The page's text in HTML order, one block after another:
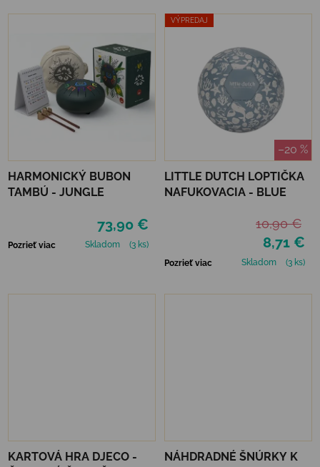
HARMONICKÝ BUBON
TAMBÚ - JUNGLE
73,90 €
Pozrieť viac Skladom (3 ks)
VÝPREDAJ
–20 %
LITTLE DUTCH LOPTIČKA
NAFUKOVACIA - BLUE
8,71 €
10,90 €
Pozrieť viac Skladom (3 ks)
KARTOVÁ HRA DJECO -
NÁHDRADNÉ ŠNÚRKY K